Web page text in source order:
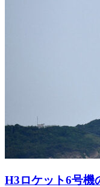
H3ロケット6号